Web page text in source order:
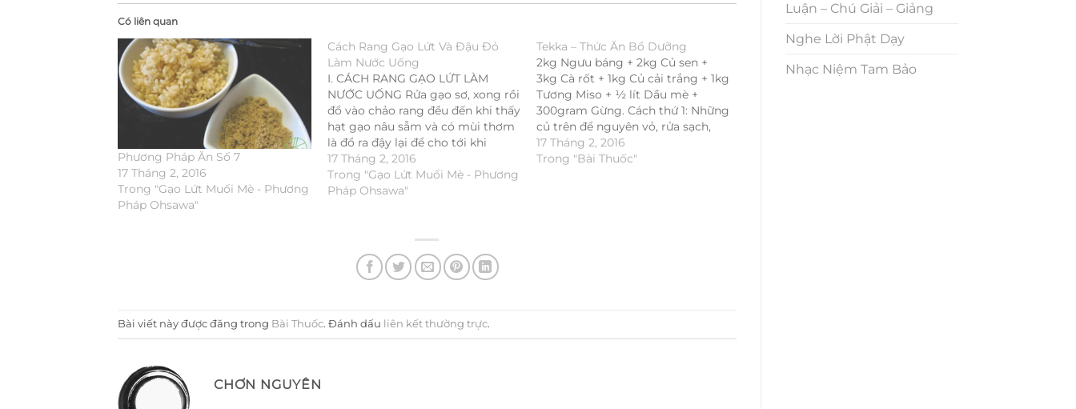
Có liên quan
Phương Pháp Ăn Số 7
17 Tháng 2, 2016
Trong "Gạo Lứt Muối Mè - Phương
Pháp Ohsawa"
Cách Rang Gạo Lứt Và Đậu Đỏ
Làm Nước Uống
I. CÁCH RANG GẠO LỨT LÀM
NƯỚC UỐNG Rửa gạo sơ, xong rồi
đổ vào chảo rang đều đến khi thấy
hạt gạo nâu sẫm và có mùi thơm
là đổ ra đậy lại để cho tới khi
nguội, để vào lọ thủy tinh, ngày
nào uống lấy ra. II.…
17 Tháng 2, 2016
Trong "Gạo Lứt Muối Mè - Phương
Pháp Ohsawa"
Tekka – Thức Ăn Bổ Dưỡng
2kg Ngưu báng + 2kg Củ sen +
3kg Cà rốt + 1kg Củ cải trắng + 1kg
Tương Miso + ½ lít Dầu mè +
300gram Gừng. Cách thứ 1: Những
củ trên để nguyên vỏ, rửa sạch,
ngâm nước muối 10 phút. Vớt ra
để cho ráo, cắt…
17 Tháng 2, 2016
Trong "Bài Thuốc"
Bài viết này được đăng trong Bài Thuốc. Đánh dấu liên kết thường trực.
CHƠN NGUYÊN
Luận – Chú Giải – Giảng
Nghe Lời Phật Dạy
Nhạc Niệm Tam Bảo